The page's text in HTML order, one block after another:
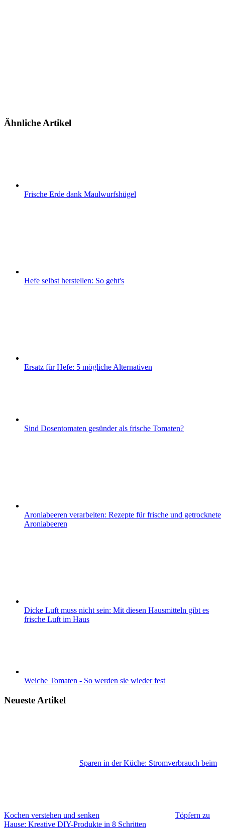
Ähnliche Artikel
Frische Erde dank Maulwurfshügel
Hefe selbst herstellen: So geht's
Ersatz für Hefe: 5 mögliche Alternativen
Sind Dosentomaten gesünder als frische Tomaten?
Aroniabeeren verarbeiten: Rezepte für frische und getrocknete
Aroniabeeren
Dicke Luft muss nicht sein: Mit diesen Hausmitteln gibt es
frische Luft im Haus
Weiche Tomaten - So werden sie wieder fest
Neueste Artikel
Sparen in der Küche: Stromverbrauch beim
Kochen verstehen und senken
Töpfern zu
Hause: Kreative DIY-Produkte in 8 Schritten